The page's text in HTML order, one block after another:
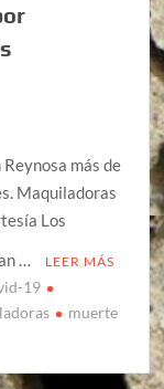
más de
Maquiladoras
Los
…
LEER MÁS
19
muerte